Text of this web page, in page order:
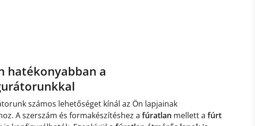
hatékonyabban a
számos lehetőséget kínál az Ön lapjainak
A szerszám és formakészítéshez a fúratlan mellett a fúrt